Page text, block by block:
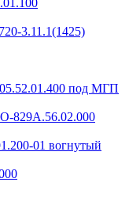
3.11.1(1425)
под МГП
829А.56.02.000
01 вогнутый